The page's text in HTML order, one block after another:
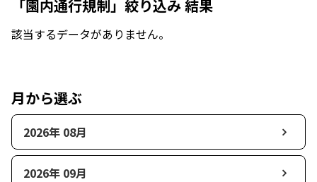
「園内通行規制」絞り込み 結果
該当するデータがありません。
月から選ぶ
2026年 08月
2026年 09月